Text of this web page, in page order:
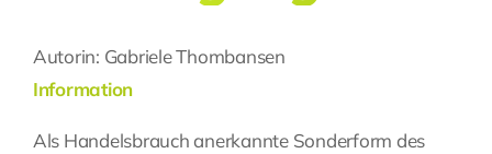
Stellenangebote
Autorin: Gabriele Thombansen
Information
Als Handelsbrauch anerkannte Sonderform des